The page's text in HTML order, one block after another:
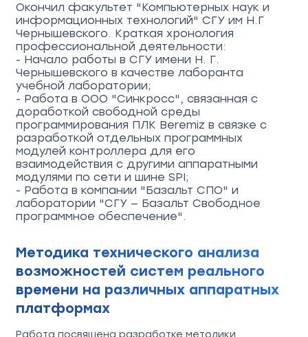
Окончил факультет "Компьютерных наук и
информационных технологий" СГУ им Н.Г
Чернышевского. Краткая хронология
профессиональной деятельности:
- Начало работы в СГУ имени Н. Г.
Чернышевского в качестве лаборанта
учебной лаборатории;
- Работа в ООО "Синкросс", связанная с
доработкой свободной среды
программирования ПЛК Beremiz в связке с
разработкой отдельных программных
модулей контроллера для его
взаимодействия с другими аппаратными
модулями по сети и шине SPI;
- Работа в компании "Базальт СПО" и
лаборатории "СГУ — Базальт Свободное
программное обеспечение".
Методика технического анализа
возможностей систем реального
времени на различных аппаратных
платформах
Работа посвящена разработке методики